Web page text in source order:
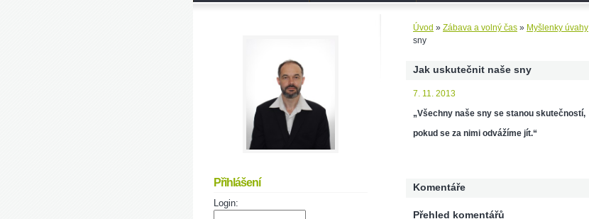
Úvod » Zábava a volný čas » Myšlenky úvahy
sny
Jak uskutečnit naše sny
7. 11. 2013
„Všechny naše sny se stanou skutečností,
pokud se za nimi odvážíme jít.“
Komentáře
Přehled komentářů
Přihlášení
Login: